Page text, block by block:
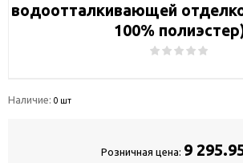
водоотталкивающей
100%
Наличие: 0 шт
Розничная цена: 9